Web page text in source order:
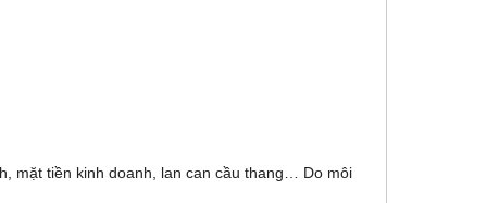
mặt tiền kinh doanh, lan can cầu thang… Do môi